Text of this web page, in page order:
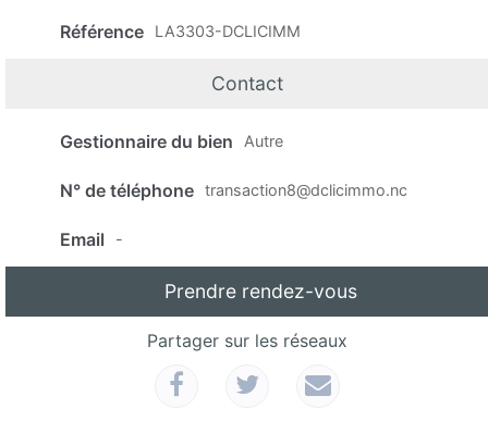
Référence LA3303-DCLICIMM
Contact
Gestionnaire du bien Autre
N° de téléphone transaction8@dclicimmo.nc
Email -
Prendre rendez-vous
Partager sur les réseaux